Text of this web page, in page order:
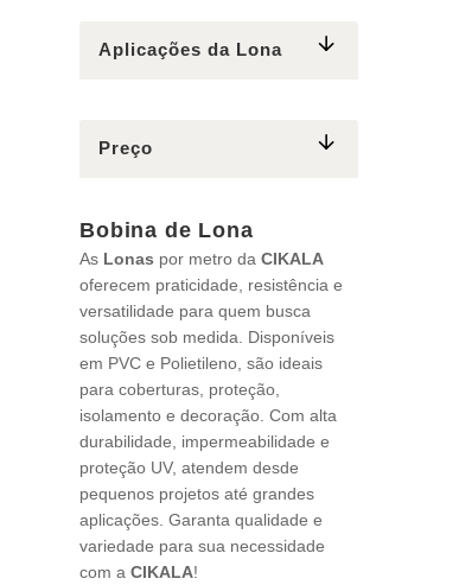
Aplicações da Lona
Preço
Bobina de Lona
As Lonas por metro daCIKALA
oferecem praticidade, resistência e
versatilidade para quem busca
soluções sob medida. Disponíveis
em PVC e Polietileno, são ideais
para coberturas, proteção,
isolamento e decoração. Com alta
durabilidade, impermeabilidade e
proteção UV, atendem desde
pequenos projetos até grandes
aplicações. Garanta qualidade e
variedade para sua necessidade
com aCIKALA!